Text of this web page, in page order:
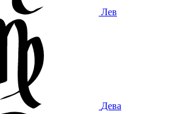
Лев
Дева